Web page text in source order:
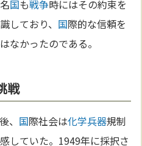
国も戦争時にはその約束を
しており、 国際的な信頼を
なかったのである。
戦
、 国際社会は化学兵器規制
していた。1949年に採択さ